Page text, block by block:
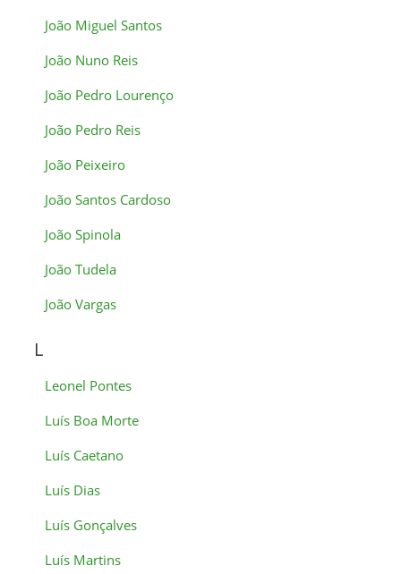
João Miguel Santos
João Nuno Reis
João Pedro Lourenço
João Pedro Reis
João Peixeiro
João Santos Cardoso
João Spinola
João Tudela
João Vargas
L
Leonel Pontes
Luís Boa Morte
Luís Caetano
Luís Dias
Luís Gonçalves
Luís Martins